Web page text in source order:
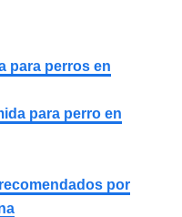
para perros en
para perro en
por